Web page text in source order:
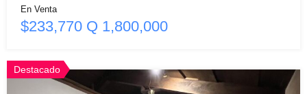
En Venta
$233,770 Q 1,800,000
Destacado